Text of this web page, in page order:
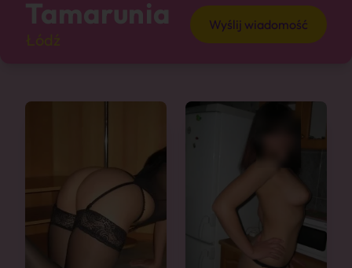
Tamarunia Wyślij wiadomość